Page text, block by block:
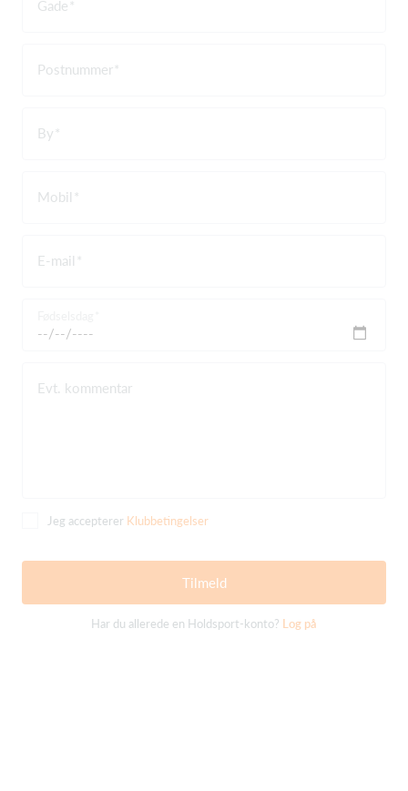
Gade
Postnummer
By
Mobil
E-mail
Evt. kommentar
Jeg accepterer Klubbetingelser
Tilmeld
Har du allerede en Holdsport-konto? Log på